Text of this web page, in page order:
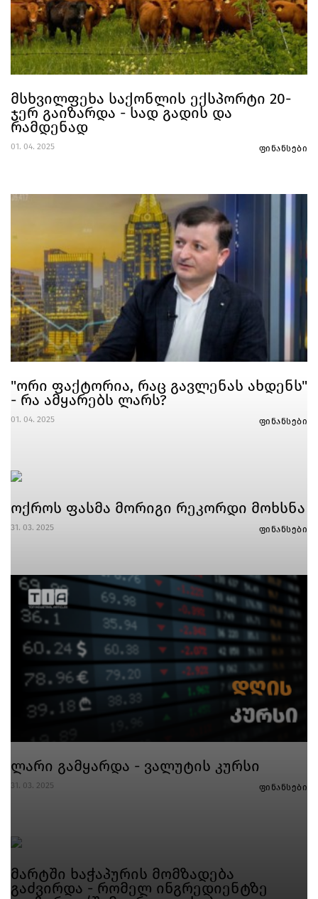
მსხვილფეხა საქონლის ექსპორტი 20-
ჯერ გაიზარდა - სად გადის და
რამდენად
01. 04. 2025 ფინანსები
"ორი ფაქტორია, რაც გავლენას ახდენს"
- რა ამყარებს ლარს?
01. 04. 2025 ფინანსები
ოქროს ფასმა მორიგი რეკორდი მოხსნა
31. 03. 2025 ფინანსები
ლარი გამყარდა - ვალუტის კურსი
31. 03. 2025 ფინანსები
მარტში ხაჭაპურის მომზადება
გაძვირდა - რომელ ინგრედიენტზე